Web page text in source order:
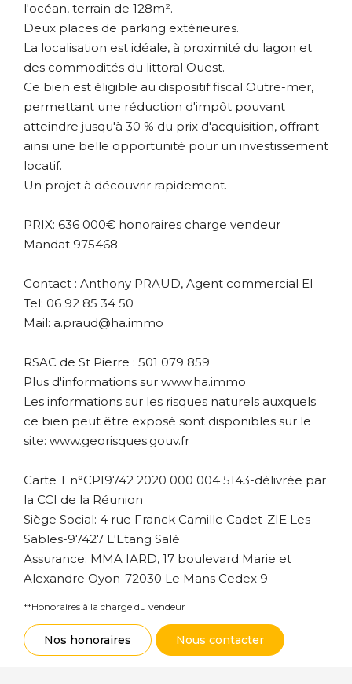
l'océan, terrain de 128m².
Deux places de parking extérieures.
La localisation est idéale, à proximité du lagon et
des commodités du littoral Ouest.
Ce bien est éligible au dispositif fiscal Outre-mer,
permettant une réduction d'impôt pouvant
atteindre jusqu'à 30 % du prix d'acquisition, offrant
ainsi une belle opportunité pour un investissement
locatif.
Un projet à découvrir rapidement.
PRIX: 636 000€ honoraires charge vendeur
Mandat 975468
Contact : Anthony PRAUD, Agent commercial EI
Tel: 06 92 85 34 50
Mail: a.praud@ha.immo
RSAC de St Pierre : 501 079 859
Plus d'informations sur www.ha.immo
Les informations sur les risques naturels auxquels
ce bien peut être exposé sont disponibles sur le
site: www.georisques.gouv.fr
Carte T n°CPI9742 2020 000 004 5143-délivrée par
la CCI de la Réunion
Siège Social: 4 rue Franck Camille Cadet-ZIE Les
Sables-97427 L'Etang Salé
Assurance: MMA IARD, 17 boulevard Marie et
Alexandre Oyon-72030 Le Mans Cedex 9
**Honoraires à la charge du vendeur
Nos honoraires Nous contacter